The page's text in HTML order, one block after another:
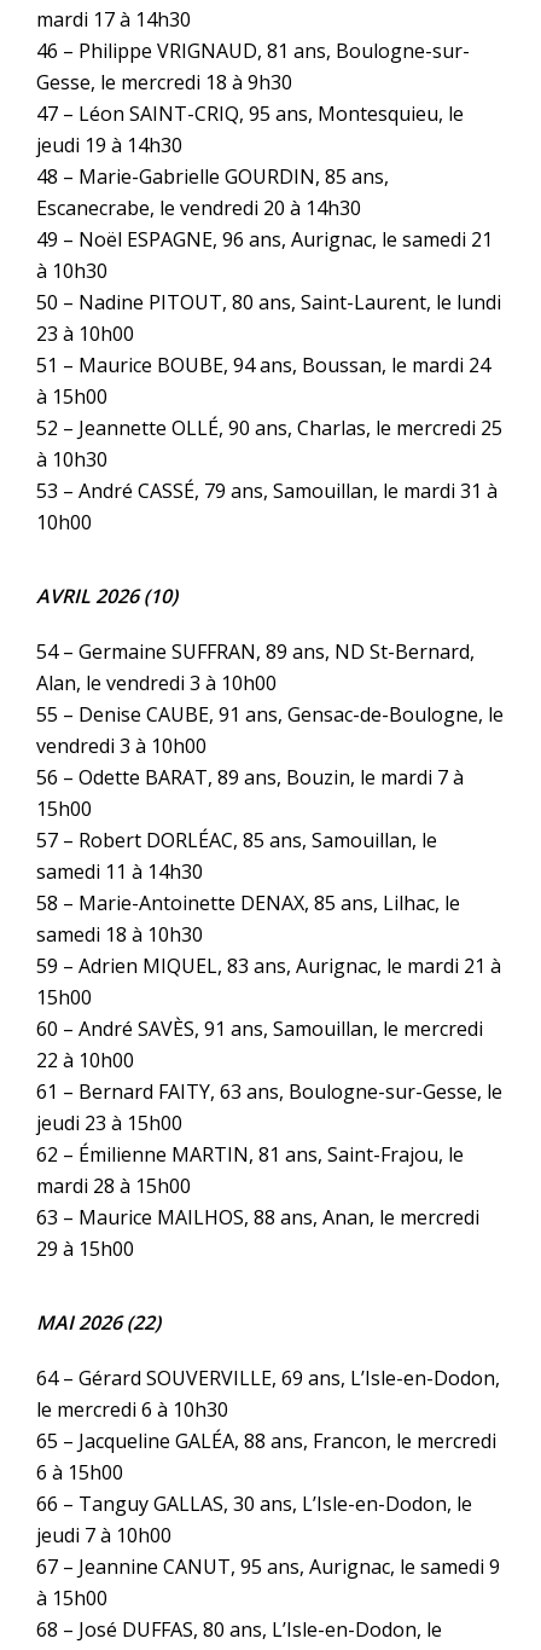
mardi 17 à 14h30
46 – Philippe VRIGNAUD, 81 ans, Boulogne-sur-
Gesse, le mercredi 18 à 9h30
47 – Léon SAINT-CRIQ, 95 ans, Montesquieu, le
jeudi 19 à 14h30
48 – Marie-Gabrielle GOURDIN, 85 ans,
Escanecrabe, le vendredi 20 à 14h30
49 – Noël ESPAGNE, 96 ans, Aurignac, le samedi 21
à 10h30
50 – Nadine PITOUT, 80 ans, Saint-Laurent, le lundi
23 à 10h00
51 – Maurice BOUBE, 94 ans, Boussan, le mardi 24
à 15h00
52 – Jeannette OLLÉ, 90 ans, Charlas, le mercredi 25
à 10h30
53 – André CASSÉ, 79 ans, Samouillan, le mardi 31 à
10h00
AVRIL 2026 (10)
54 – Germaine SUFFRAN, 89 ans, ND St-Bernard,
Alan, le vendredi 3 à 10h00
55 – Denise CAUBE, 91 ans, Gensac-de-Boulogne, le
vendredi 3 à 10h00
56 – Odette BARAT, 89 ans, Bouzin, le mardi 7 à
15h00
57 – Robert DORLÉAC, 85 ans, Samouillan, le
samedi 11 à 14h30
58 – Marie-Antoinette DENAX, 85 ans, Lilhac, le
samedi 18 à 10h30
59 – Adrien MIQUEL, 83 ans, Aurignac, le mardi 21 à
15h00
60 – André SAVÈS, 91 ans, Samouillan, le mercredi
22 à 10h00
61 – Bernard FAITY, 63 ans, Boulogne-sur-Gesse, le
jeudi 23 à 15h00
62 – Émilienne MARTIN, 81 ans, Saint-Frajou, le
mardi 28 à 15h00
63 – Maurice MAILHOS, 88 ans, Anan, le mercredi
29 à 15h00
MAI 2026 (22)
64 – Gérard SOUVERVILLE, 69 ans, L’Isle-en-Dodon,
le mercredi 6 à 10h30
65 – Jacqueline GALÉA, 88 ans, Francon, le mercredi
6 à 15h00
66 – Tanguy GALLAS, 30 ans, L’Isle-en-Dodon, le
jeudi 7 à 10h00
67 – Jeannine CANUT, 95 ans, Aurignac, le samedi 9
à 15h00
68 – José DUFFAS, 80 ans, L’Isle-en-Dodon, le